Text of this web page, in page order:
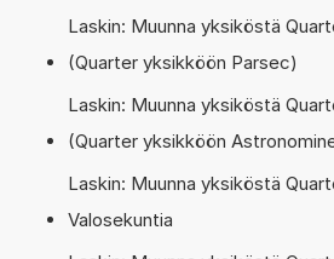
Laskin: Muunna yksiköstä
(Quarter yksikköön Parsec)
Laskin: Muunna yksiköstä
(Quarter yksikköön
Laskin: Muunna yksiköstä
Valosekuntia